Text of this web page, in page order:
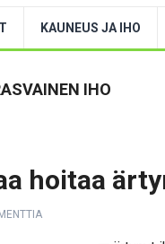
KAUNEUS JA IHO
IHO
hoitaa